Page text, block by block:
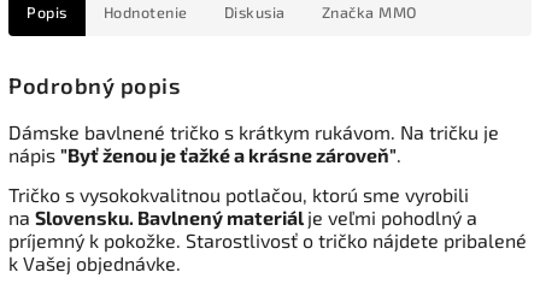
Popis Hodnotenie Diskusia Značka MMO
Podrobný popis
Dámske bavlnené tričko s krátkym rukávom. Na tričku je
nápis "Byť ženou je ťažké a krásne zároveň".
Tričko s vysokokvalitnou potlačou, ktorú sme vyrobili
na Slovensku. Bavlnený materiál je veľmi pohodlný a
príjemný k pokožke. Starostlivosť o tričko nájdete pribalené
k Vašej objednávke.